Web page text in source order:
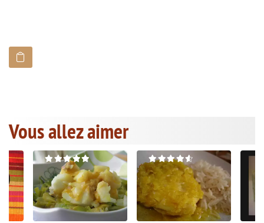
Vous allez aimer